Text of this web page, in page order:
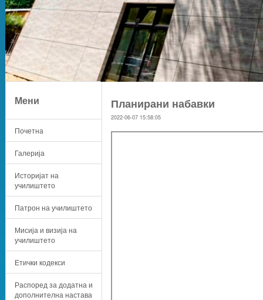
Мени
Почетна
Галерија
Историјат на
училиштето
Патрон на училиштето
Мисија и визија на
училиштето
Етички кодекси
Распоред за додатна и
дополнителна настава
Планирани набавки
2022-06-07 15:58:05